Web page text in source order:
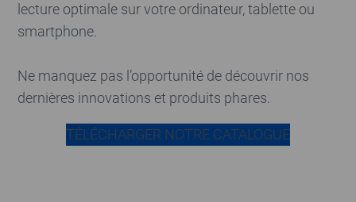
lecture optimale sur votre ordinateur, tablette ou
smartphone.
Ne manquez pas l’opportunité de découvrir nos
dernières innovations et produits phares.
TÉLÉCHARGER NOTRE CATALOGUE